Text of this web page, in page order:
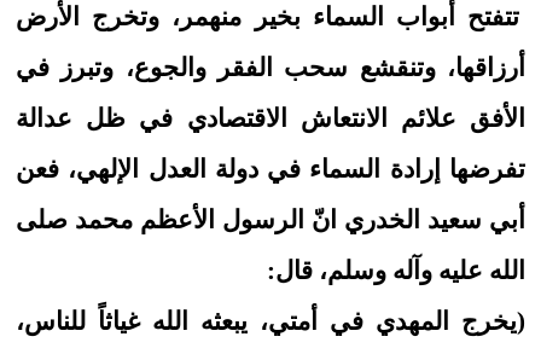
تتفتح أبواب السماء بخير منهمر، وتخرج الأرض
أرزاقها، وتنقشع سحب الفقر والجوع، وتبرز في
الأفق علائم الانتعاش الاقتصادي في ظل عدالة
تفرضها إرادة السماء في دولة العدل الإلهي، فعن
أبي سعيد الخدري انّ الرسول الأعظم محمد صلى
الله عليه وآله وسلم، قال:
(يخرج المهدي في أمتي، يبعثه الله غياثاً للناس،